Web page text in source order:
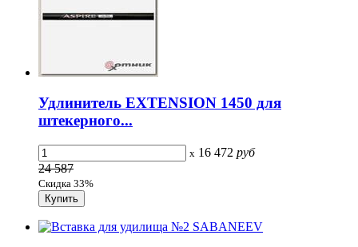
Удлинитель EXTENSION 1450 для
штекерного...
x 16 472 руб
24 587
Скидка 33%